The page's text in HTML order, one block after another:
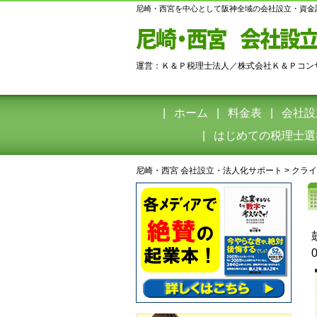
尼崎・西宮を中心として阪神全域の会社設立・資
運営：Ｋ＆Ｐ税理士法人／株式会社Ｋ＆Ｐコン
ホーム 料金表
会社
はじめての税理士
尼崎・西宮 会社設立・法人化サポート > クラ